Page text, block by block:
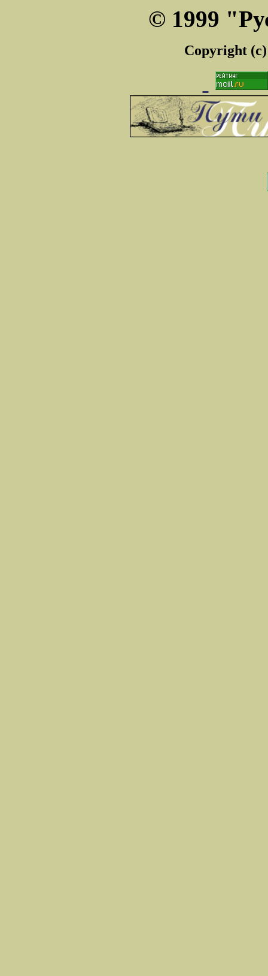
© 1999
Copyright